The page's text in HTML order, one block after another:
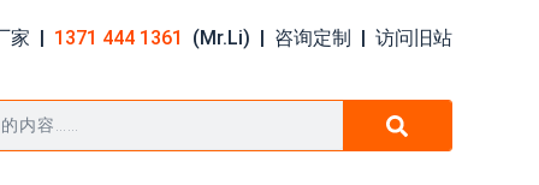
家 | 1371 444 1361 (Mr.Li) | 咨询定制 | 访问旧站